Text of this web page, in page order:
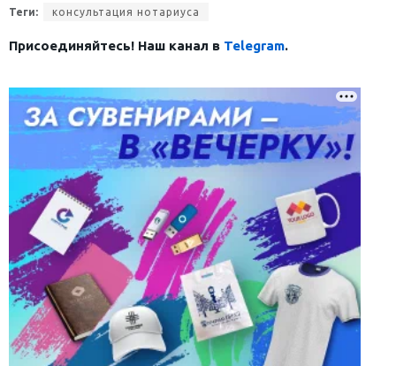
Теги: консультация нотариуса
Присоединяйтесь! Наш канал в Telegram.